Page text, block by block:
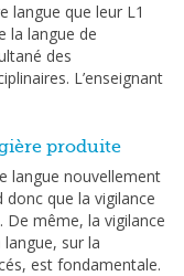
langue que leur L1
la langue de
des
L’enseignant
produite
langue nouvellement
que la vigilance
De même, la vigilance
sur la
est fondamentale.